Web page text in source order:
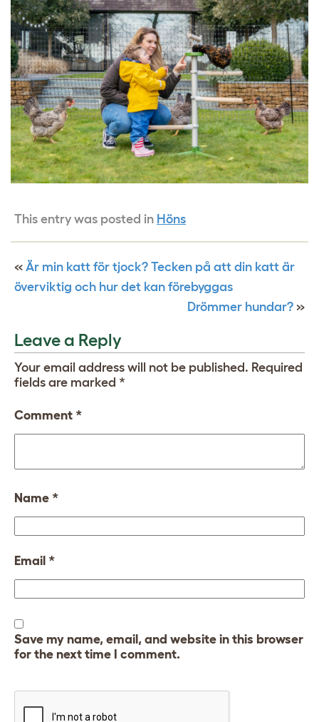
This entry was posted in Höns
« Är min katt för tjock? Tecken på att din katt är
överviktig och hur det kan förebyggas
Drömmer hundar? »
Leave a Reply
Your email address will not be published. Required
fields are marked *
Comment *
Name *
Email *
Save my name, email, and website in this browser
for the next time I comment.